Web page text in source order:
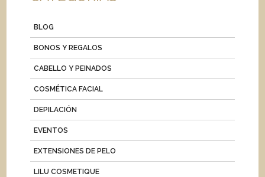
BLOG
BONOS Y REGALOS
CABELLO Y PEINADOS
COSMÉTICA FACIAL
DEPILACIÓN
EVENTOS
EXTENSIONES DE PELO
LILU COSMETIQUE